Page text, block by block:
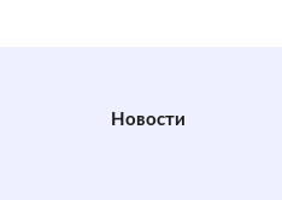
Новости